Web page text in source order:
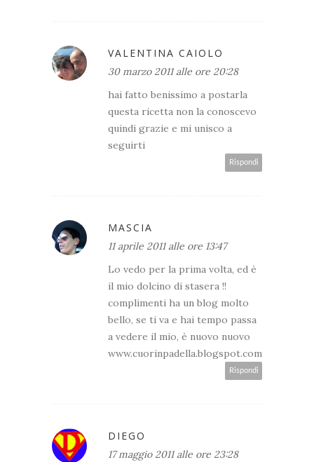
VALENTINA CAIOLO
30 marzo 2011 alle ore 20:28
hai fatto benissimo a postarla
questa ricetta non la conoscevo
quindi grazie e mi unisco a
seguirti
Rispondi
MASCIA
11 aprile 2011 alle ore 13:47
Lo vedo per la prima volta, ed è
il mio dolcino di stasera !!
complimenti ha un blog molto
bello, se ti va e hai tempo passa
a vedere il mio, è nuovo nuovo
www.cuorinpadella.blogspot.com
Rispondi
DIEGO
17 maggio 2011 alle ore 23:28